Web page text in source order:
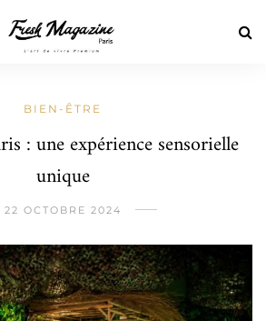
BIEN-ÊTRE
: une expérience sensorielle
unique
22 OCTOBRE 2024